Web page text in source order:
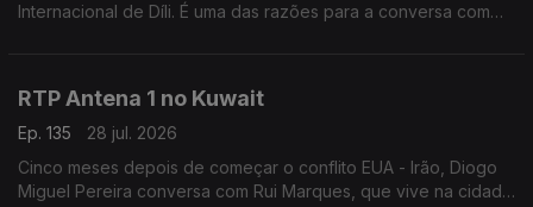
Internacional de Díli. É uma das razões para a conversa com
RTP Antena 1 no Kuwait
Ep. 135
28 jul. 2026
Cinco meses depois de começar o conflito EUA - Irão, Diogo
Miguel Pereira conversa com Rui Marques, que vive na cidade